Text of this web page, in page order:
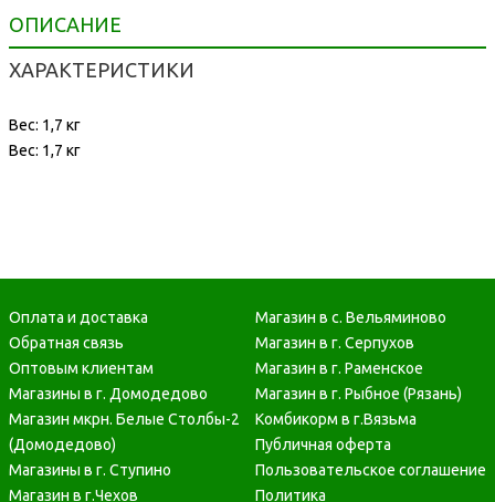
ОПИСАНИЕ
ХАРАКТЕРИСТИКИ
Вес: 1,7 кг
Вес: 1,7 кг
Оплата и доставка
Обратная связь
Оптовым клиентам
Магазины в г. Домодедово
Магазин мкрн. Белые Столбы-2
(Домодедово)
Магазины в г. Ступино
Магазин в г.Чехов
Магазин в с. Вельяминово
Магазин в г. Серпухов
Магазин в г. Раменское
Магазин в г. Рыбное (Рязань)
Комбикорм в г.Вязьма
Публичная оферта
Пользовательское соглашение
Политика